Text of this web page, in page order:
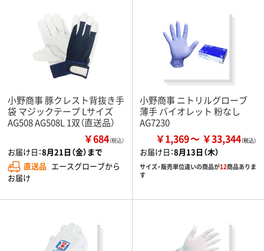
小野商事 豚クレスト背抜き手
袋 マジックテープ Lサイズ
AG508 AG508L 1双（直送品）
￥684（税込）
お届け日：8月21日（金）まで
直送品 エースグローブから
お届け
小野商事 ニトリルグローブ
薄手 バイオレット 粉なし
AG7230
￥1,369 ￥33,344
お届け日：8月13日（木）
サイズ・販売単位違いの商品が12商品ありま
す